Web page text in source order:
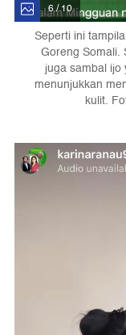
6 / 10
Seperti ini
Goreng Somali.
juga sambal
menunjukkan
kulit.